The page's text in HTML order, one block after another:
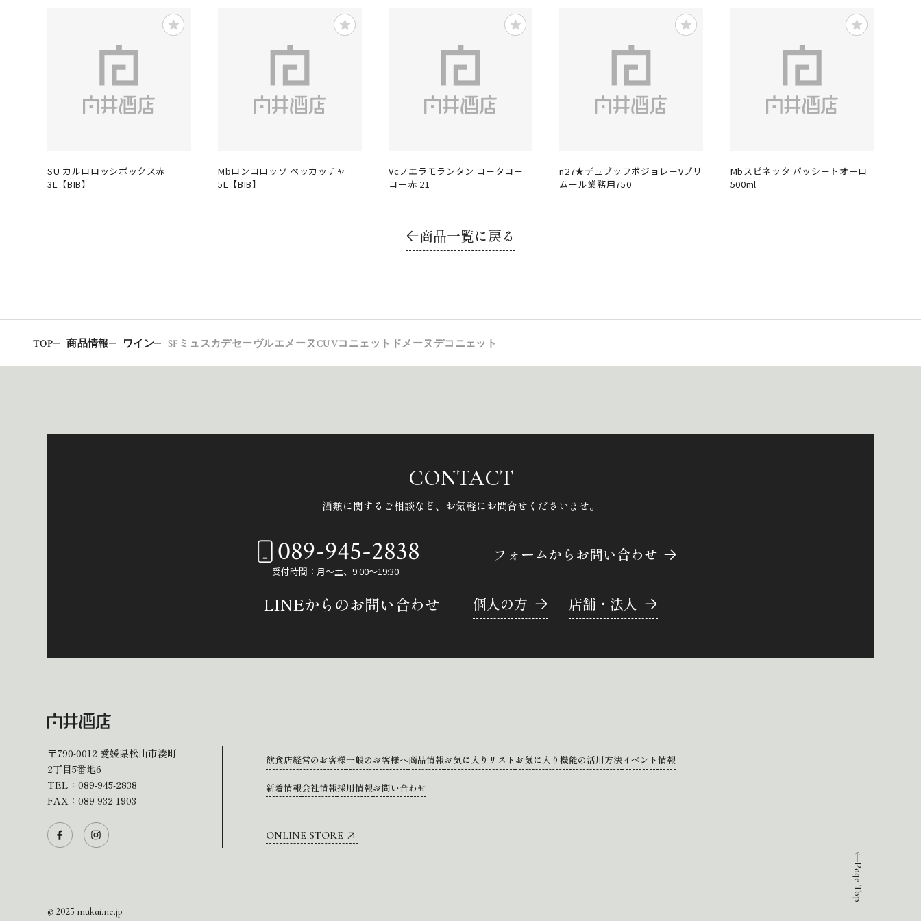
SU カルロロッシボックス赤
3L【BIB】
Mbロンコロッソ ベッカッチャ
5L【BIB】
Vcノエラモランタン コータコー
コー赤 21
n27★デュブッフボジョレーVプリ
ムール業務用750
Mbスピネッタ パッシートオーロ
500ml
商品一覧に戻る
TOP 商品情報 ワイン SFミュスカデセーヴルエメーヌCUVコニェットドメーヌデコニェット
Page Top
CONTACT
酒類に関するご相談など、 お気軽にお問合せくださいませ。
089-945-2838
受付時間：月～土、9:00～19:30
フォームからお問い合わせ
LINEからのお問い合わせ 個人の方 店舗・法人
〒790-0012 愛媛県松山市湊町
2丁目5番地6
TEL： 089-945-2838
FAX：089-932-1903
飲食店経営のお客様一般のお客様へ商品情報お気に入りリスト お気に入り機能の活用方法イベント情報
新着情報会社情報採用情報お問い合わせ
ONLINE STORE
© 2025 mukai.ne.jp